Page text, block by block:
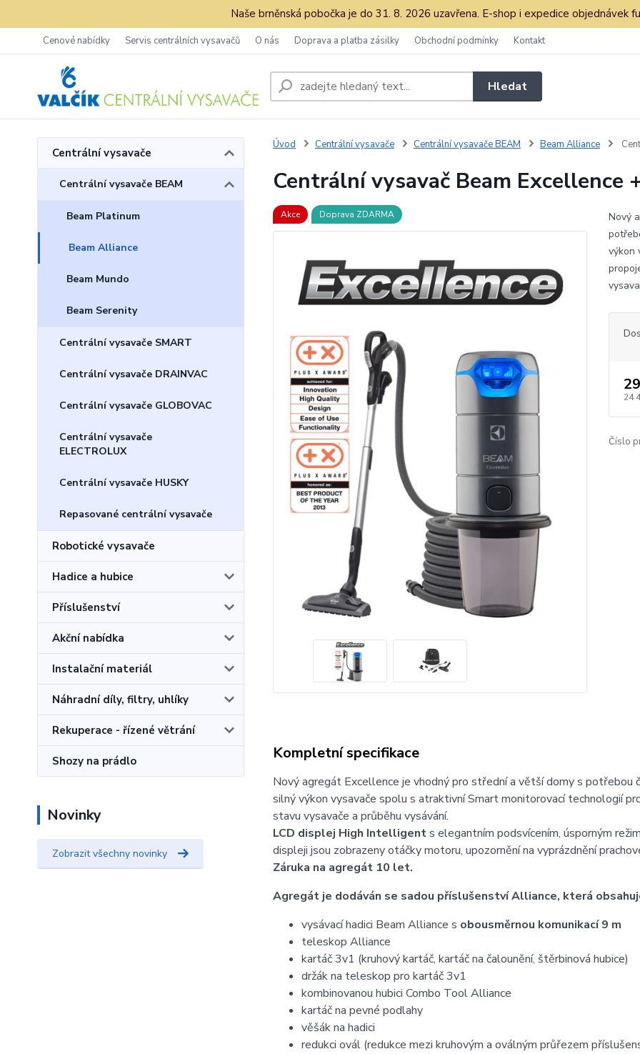
Naše brněnská pobočka je do 31. 8. 2026 uzavřena. E-shop i expedice objednávek
Cenové nabídky Servis centrálních vysavačů O nás Doprava a platba zásilky Obchodní podmínky Kontakt
Hledat
Centrální vysavače
Centrální vysavače BEAM
Beam Platinum
Beam Alliance
Beam Mundo
Beam Serenity
Centrální vysavače SMART
Centrální vysavače DRAINVAC
Centrální vysavače GLOBOVAC
Centrální vysavače
ELECTROLUX
Centrální vysavače HUSKY
Repasované centrální vysavače
Robotické vysavače
Hadice a hubice
Příslušenství
Akční nabídka
Instalační materiál
Náhradní díly, filtry, uhlíky
Rekuperace - řízené větrání
Shozy na prádlo
Novinky
Zobrazit všechny novinky
Úvod Centrální vysavače Centrální vysavače BEAM Beam Alliance
Centrální vysavač Beam Excellence
Akce Doprava ZDARMA
Nový
výkon
24
Číslo
Kompletní specifikace
Nový agregát Excellence je vhodný pro střední a větší domy s potřebou
silný výkon vysavače spolu s atraktivní Smart monitorovací technologií
stavu vysavače a průběhu vysávání.
LCD displej High Intelligents elegantním podsvícením, úsporným
displeji jsou zobrazeny otáčky motoru, upozornění na vyprázdnění
Záruka na agregát 10 let.
Agregát je dodáván se sadou příslušenství Alliance, která
vysávací hadici Beam Alliance s obousměrnou komunikací 9 m
teleskop Alliance
kartáč 3v1 (kruhový kartáč, kartáč na čalounění, štěrbinová hubice)
držák na teleskop pro kartáč 3v1
kombinovanou hubici Combo Tool Alliance
kartáč na pevné podlahy
věšák na hadici
redukci ovál (redukce mezi kruhovým a oválným průřezem